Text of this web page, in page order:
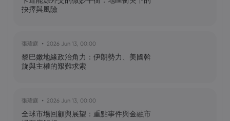
臺灣值得關注的加密貨幣：比特幣
（BTC）、以太坊（ETH）、索拉納
（Solana，SOL）、零幣（Zcash，ZEC）
黃達傑 2025 Sep 29, 16:00
NIO 股票預測：NIO 今天下跌 5%，未來會
抉擇與風險
張瑋庭 2026 Jun 13, 00:00
黎巴嫩地緣政治角力：伊朗勢力、美國斡
旋與主權的艱難求索
張瑋庭 2026 Jun 13, 00:00
全球市場回顧與展望：重點事件與金融市